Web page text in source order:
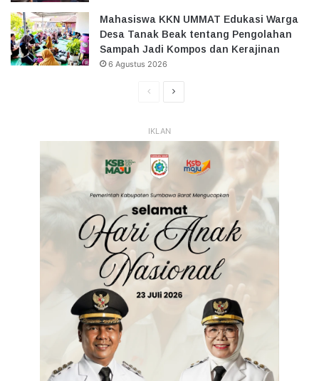
Mahasiswa KKN UMMAT Edukasi Warga
Desa Tanak Beak tentang Pengolahan
Sampah Jadi Kompos dan Kerajinan
6 Agustus 2026
HalamanHalaman
IKLAN